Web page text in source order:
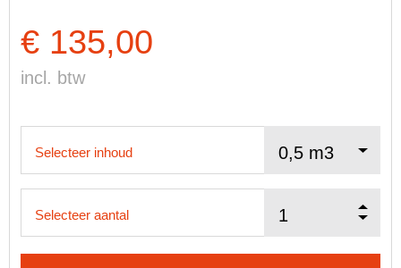
€ 135,00
incl. btw
Selecteer inhoud
Selecteer aantal